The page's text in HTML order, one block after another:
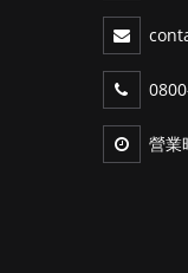
營業